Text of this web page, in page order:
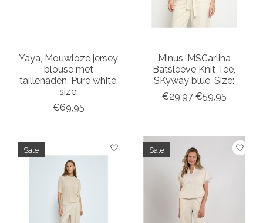
Yaya, Mouwloze jersey
blouse met
taillenaden, Pure white,
size:
€69,95
Minus, MSCarlina
Batsleeve Knit Tee,
SKyway blue, Size:
€29,97 €59,95
Sale Sale